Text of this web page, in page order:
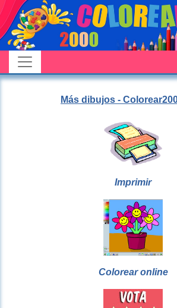
Más dibujos -
Imprimir
Colorear online